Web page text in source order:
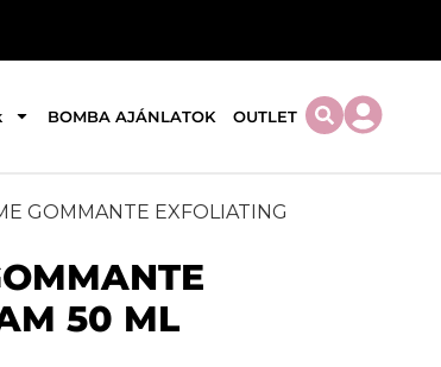
BOMBA AJÁNLATOK OUTLET
GOMMANTE EXFOLIATING
50 ML